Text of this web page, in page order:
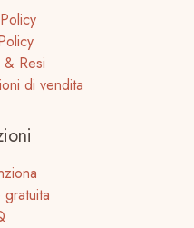
Resi
di vendita